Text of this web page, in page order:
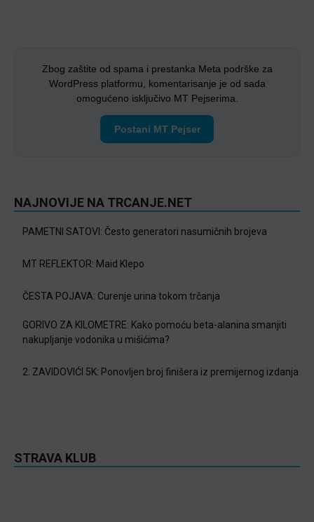
Zbog zaštite od spama i prestanka Meta podrške za
WordPress platformu, komentarisanje je od sada
omogućeno isključivo MT Pejserima.
Postani MT Pejser
NAJNOVIJE NA TRCANJE.NET
PAMETNI SATOVI: Često generatori nasumičnih brojeva
MT REFLEKTOR: Maid Klepo
ČESTA POJAVA: Curenje urina tokom trčanja
GORIVO ZA KILOMETRE: Kako pomoću beta-alanina smanjiti
nakupljanje vodonika u mišićima?
2. ZAVIDOVIĆI 5K: Ponovljen broj finišera iz premijernog izdanja
STRAVA KLUB